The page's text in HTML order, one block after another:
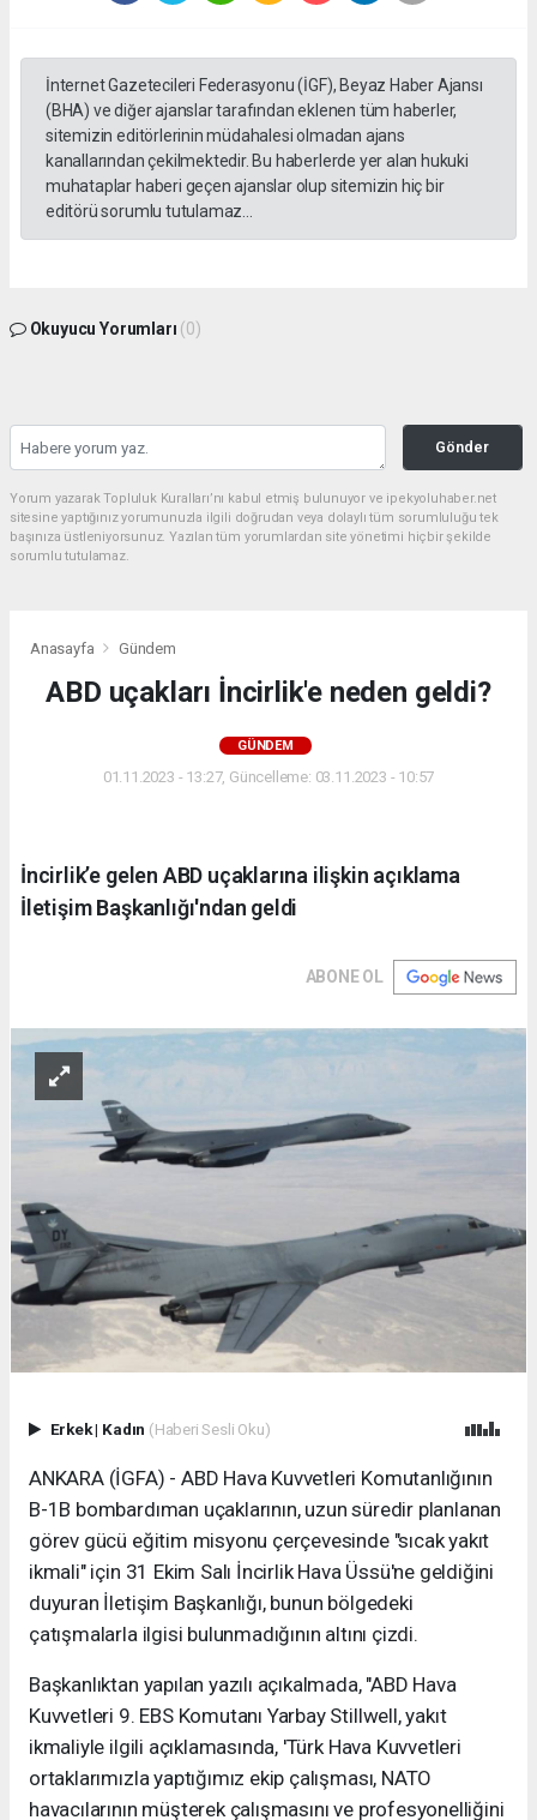
İnternet Gazetecileri Federasyonu (İGF), Beyaz Haber Ajansı
(BHA) ve diğer ajanslar tarafından eklenen tüm haberler,
sitemizin editörlerinin müdahalesi olmadan ajans
kanallarından çekilmektedir. Bu haberlerde yer alan hukuki
muhataplar haberi geçen ajanslar olup sitemizin hiç bir
editörü sorumlu tutulamaz...
Okuyucu Yorumları (0)
Gönder
Yorum yazarak Topluluk Kuralları’nı kabul etmiş bulunuyor ve ipekyoluhaber.net
sitesine yaptığınız yorumunuzla ilgili doğrudan veya dolaylı tüm sorumluluğu tek
başınıza üstleniyorsunuz. Yazılan tüm yorumlardan site yönetimi hiçbir şekilde
sorumlu tutulamaz.
Anasayfa Gündem
ABD uçakları İncirlik'e neden geldi?
GÜNDEM
01.11.2023 - 13:27, Güncelleme: 03.11.2023 - 10:57
İncirlik’e gelen ABD uçaklarına ilişkin açıklama
İletişim Başkanlığı'ndan geldi
ABONE OL
Erkek| Kadın (Haberi Sesli Oku)
ANKARA (İGFA) - ABD Hava Kuvvetleri Komutanlığının
B-1B bombardıman uçaklarının, uzun süredir planlanan
görev gücü eğitim misyonu çerçevesinde "sıcak yakıt
ikmali" için 31 Ekim Salı İncirlik Hava Üssü'ne geldiğini
duyuran İletişim Başkanlığı, bunun bölgedeki
çatışmalarla ilgisi bulunmadığının altını çizdi.
Başkanlıktan yapılan yazılı açıkalmada, "ABD Hava
Kuvvetleri 9. EBS Komutanı Yarbay Stillwell, yakıt
ikmaliyle ilgili açıklamasında, 'Türk Hava Kuvvetleri
ortaklarımızla yaptığımız ekip çalışması, NATO
havacılarının müşterek çalışmasını ve profesyonelliğini